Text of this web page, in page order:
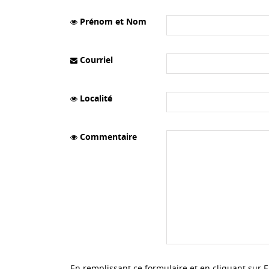
Prénom et Nom
Courriel
Localité
Commentaire